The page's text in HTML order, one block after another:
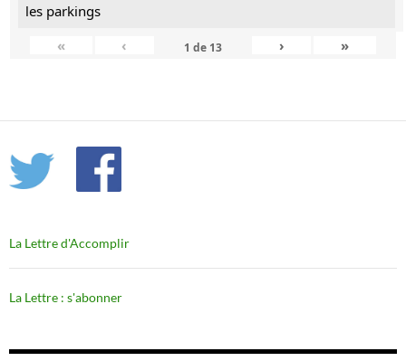
les parkings
«
‹ 1 de 13 › »
La Lettre d'Accomplir
La Lettre : s'abonner